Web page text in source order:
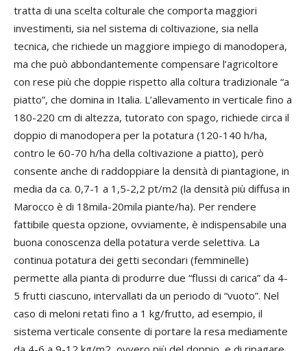
tratta di una scelta colturale che comporta maggiori
investimenti, sia nel sistema di coltivazione, sia nella
tecnica, che richiede un maggiore impiego di manodopera,
ma che può abbondantemente compensare l’agricoltore
con rese più che doppie rispetto alla coltura tradizionale “a
piatto”, che domina in Italia. L’allevamento in verticale fino a
180-220 cm di altezza, tutorato con spago, richiede circa il
doppio di manodopera per la potatura (120-140 h/ha,
contro le 60-70 h/ha della coltivazione a piatto), però
consente anche di raddoppiare la densità di piantagione, in
media da ca. 0,7-1 a 1,5-2,2 pt/m2 (la densità più diffusa in
Marocco è di 18mila-20mila piante/ha). Per rendere
fattibile questa opzione, ovviamente, è indispensabile una
buona conoscenza della potatura verde selettiva. La
continua potatura dei getti secondari (femminelle)
permette alla pianta di produrre due “flussi di carica” da 4-
5 frutti ciascuno, intervallati da un periodo di “vuoto”. Nel
caso di meloni retati fino a 1 kg/frutto, ad esempio, il
sistema verticale consente di portare la resa mediamente